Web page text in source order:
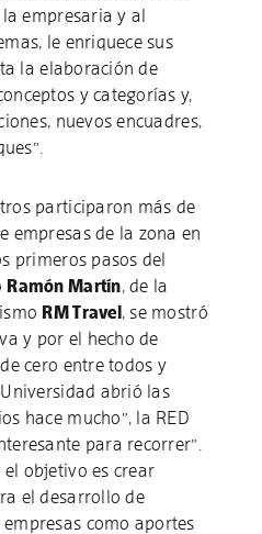
empresaria y al
le enriquece sus
la elaboración de
y categorías y,
nuevos encuadres,
participaron más de
empresas de la zona en
primeros pasos del
Ramón Martín, de la
RM Travel, se mostró
y por el hecho de
cero entre todos y
abrió las
hace mucho”, la RED
para recorrer”.
objetivo es crear
el desarrollo de
como aportes